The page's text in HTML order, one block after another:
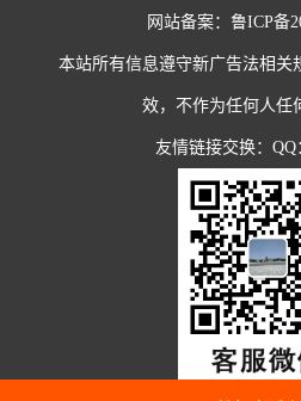
网站备案： 鲁ICP备
本站所有信息遵守新广告法相关
效，不作为任何人任
友情链接交换：QQ